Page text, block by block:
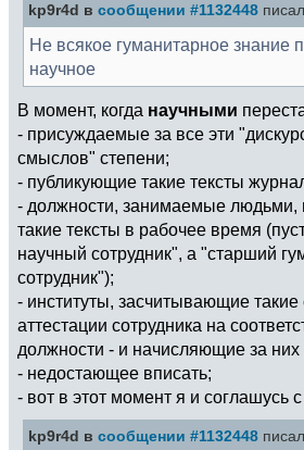
kp9r4d в сообщении #1132448
Не всякое гуманитарное знание
научное
В момент, когда научными
- присуждаемые за все эти
смыслов" степени;
- публикующие такие тексты
- должности, занимаемые
такие тексты в рабочее время
научный сотрудник", а "старший
сотрудник");
- институты, засчитывающие такие
аттестации сотрудника на
должности - и начисляющие за них
- недостающее вписать;
- вот в этот момент я и соглашусь
kp9r4d в сообщении #1132448